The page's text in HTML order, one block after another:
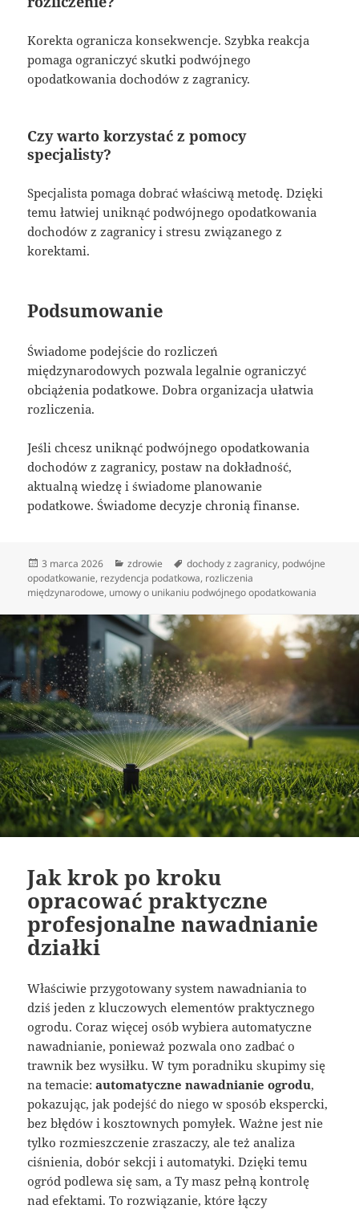
Korekta ogranicza konsekwencje. Szybka reakcja
pomaga ograniczyć skutki podwójnego
opodatkowania dochodów z zagranicy.
Czy warto korzystać z pomocy
specjalisty?
Specjalista pomaga dobrać właściwą metodę. Dzięki
temu łatwiej uniknąć podwójnego opodatkowania
dochodów z zagranicy i stresu związanego z
korektami.
Podsumowanie
Świadome podejście do rozliczeń
międzynarodowych pozwala legalnie ograniczyć
obciążenia podatkowe. Dobra organizacja ułatwia
rozliczenia.
Jeśli chcesz uniknąć podwójnego opodatkowania
dochodów z zagranicy, postaw na dokładność,
aktualną wiedzę i świadome planowanie
podatkowe. Świadome decyzje chronią finanse.
Data
publikacji
3 marca 2026 Kategorie
zdrowie Tagi
dochody z zagranicy, podwójne
opodatkowanie, rezydencja podatkowa, rozliczenia
międzynarodowe, umowy o unikaniu podwójnego opodatkowania
Jak krok po kroku
opracować praktyczne
profesjonalne nawadnianie
działki
Właściwie przygotowany system nawadniania to
dziś jeden z kluczowych elementów praktycznego
ogrodu. Coraz więcej osób wybiera automatyczne
nawadnianie, ponieważ pozwala ono zadbać o
trawnik bez wysiłku. W tym poradniku skupimy się
na temacie:automatyczne nawadnianie ogrodu,
pokazując, jak podejść do niego w sposób ekspercki,
bez błędów i kosztownych pomyłek. Ważne jest nie
tylko rozmieszczenie zraszaczy, ale też analiza
ciśnienia, dobór sekcji i automatyki. Dzięki temu
ogród podlewa się sam, a Ty masz pełną kontrolę
nad efektami. To rozwiązanie, które łączy